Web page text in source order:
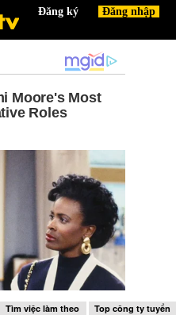
Tìm việc làm theo
Top công ty tuyển